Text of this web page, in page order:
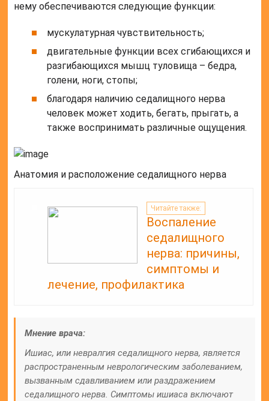
нему обеспечиваются следующие функции:
мускулатурная чувствительность;
двигательные функции всех сгибающихся и
разгибающихся мышц туловища – бедра,
голени, ноги, стопы;
благодаря наличию седалищного нерва
человек может ходить, бегать, прыгать, а
также воспринимать различные ощущения.
Анатомия и расположение седалищного нерва
Читайте также:
Воспаление
седалищного
нерва: причины,
симптомы и
лечение, профилактика
Мнение врача:
Ишиас, или невралгия седалищного нерва, является
распространенным неврологическим заболеванием,
вызванным сдавливанием или раздражением
седалищного нерва. Симптомы ишиаса включают